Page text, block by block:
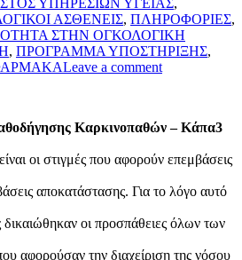
ΥΠΗΡΕΣΙΩΝ ΥΓΕΙΑΣ,
ΑΣΘΕΝΕΙΣ, ΠΛΗΡΟΦΟΡΙΕΣ,
ΣΤΗΝ ΟΓΚΟΛΟΓΙΚΗ
, ΠΡΟΓΡΑΜΜΑ ΥΠΟΣΤΗΡΙΞΗΣ,
Leave a comment
Καρκινοπαθών – Κάπα3
οι στιγμές που αφορούν επεμβάσεις
αποκατάστασης. Για το λόγο αυτό
δικαιώθηκαν οι προσπάθειες όλων των
αφορούσαν την διαχείριση της νόσου